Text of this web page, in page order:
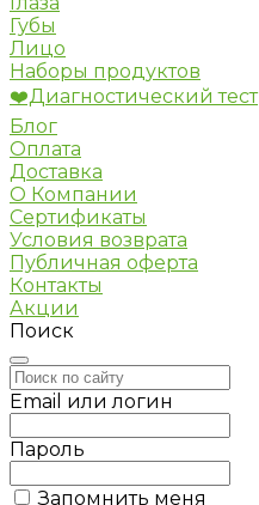
Губы
Лицо
Наборы продуктов
❤️Диагностический тест
Блог
Оплата
Доставка
О Компании
Сертификаты
Условия возврата
Публичная оферта
Контакты
Акции
Поиск
Email или логин
Пароль
Запомнить меня